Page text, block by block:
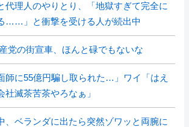
代理人のやりとり、「地獄すぎて完全に
……」と衝撃を受ける人が続出中
党の街宣車、ほんと碌でもないな
師に55億円騙し取られた…」ワイ「はえ
滅茶苦茶やろなぁ」
、ベランダに出たら突然ゾワッと両腕に